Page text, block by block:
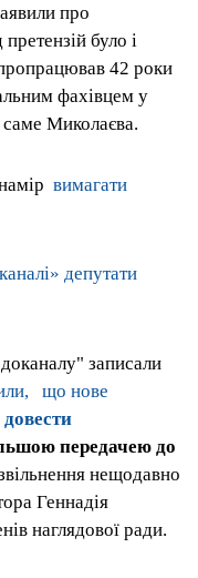
про
було і
42 роки
фахівцем у
Миколаєва.
вимагати
депутати
записали
що нове
передачею до
нещодавно
Геннадія
наглядової ради.